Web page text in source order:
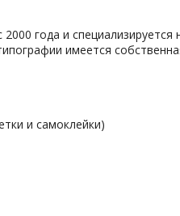
года и
имеется
и самоклейки)